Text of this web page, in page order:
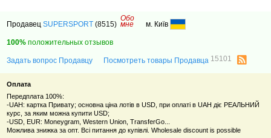
ПродавецSUPERSPORT (8515)
Обо
мне м. Київ
100% положительных отзывов
Задать вопрос Продавцу Посмотреть товары Продавца 15101
Оплата
Передплата 100%:
-UAH: картка Привату; основна ціна лотів в USD, при оплаті в UAH діє РЕАЛЬНИЙ
курс, за яким можна купити USD;
-USD, EUR: Moneygram, Western Union, TransferGo...
Можлива знижка за опт. Всі питання до купівлі. Wholesale discount is possible